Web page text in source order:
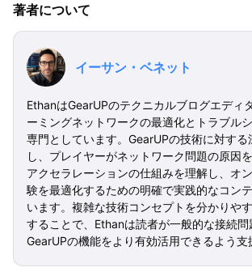
著者について
イーサン・ベネット
EthanはGearUPのテクニカルブログエディ
ーミングネットワークの最適化とトラブル
専門としています。GearUPの技術に対する
し、プレイヤーがネットワーク問題の原因
アクセラレーションの仕組みを理解し、オ
験を最適化するための明確で実践的なコン
います。複雑な技術コンセプトを分かりや
することで、Ethanは読者が一般的な接続問
GearUPの機能をより有効活用できるよう支